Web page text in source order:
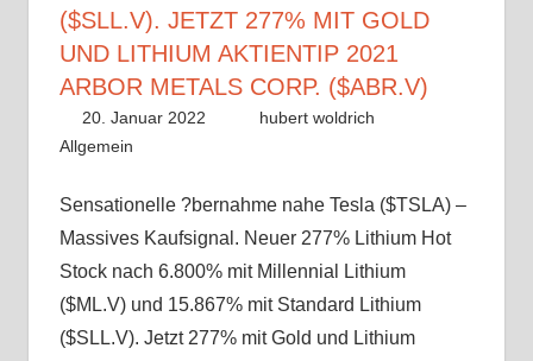
($SLL.V). JETZT 277% MIT GOLD
UND LITHIUM AKTIENTIP 2021
ARBOR METALS CORP. ($ABR.V)
20. Januar 2022
hubert woldrich
Allgemein
Sensationelle ?bernahme nahe Tesla ($TSLA) –
Massives Kaufsignal. Neuer 277% Lithium Hot
Stock nach 6.800% mit Millennial Lithium
($ML.V) und 15.867% mit Standard Lithium
($SLL.V). Jetzt 277% mit Gold und Lithium